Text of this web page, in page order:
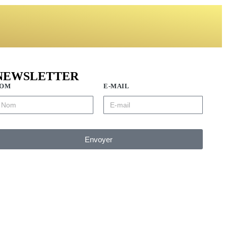
E-MAIL
Envoyer